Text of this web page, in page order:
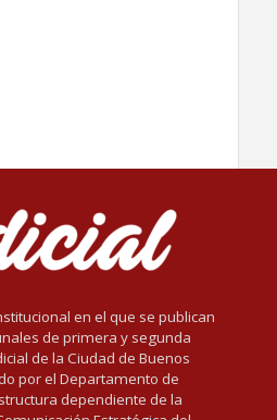
en el que se publican
de primera y segunda
de la Ciudad de Buenos
por el Departamento de
dependiente de la